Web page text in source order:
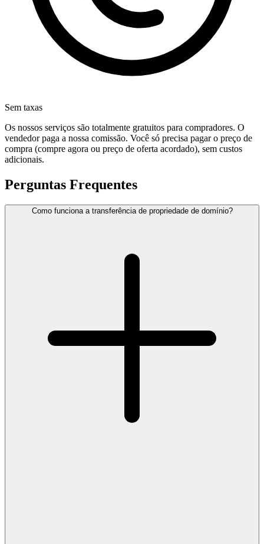
Sem taxas
Os nossos serviços são totalmente gratuitos para compradores. O
vendedor paga a nossa comissão. Você só precisa pagar o preço de
compra (compre agora ou preço de oferta acordado), sem custos
adicionais.
Perguntas Frequentes
Como funciona a transferência de propriedade de domínio?